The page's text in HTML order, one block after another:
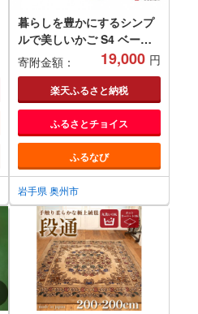
暮らしを豊かにするシンプ
ルで美しいかご S4 ベージ
ュ 岩手県奥州市産 バンドシ
ー Bandc [AR032]
寄附金額： 19,000 円
楽天ふるさと納税
ふるさとチョイス
ふるなび
岩手県 奥州市